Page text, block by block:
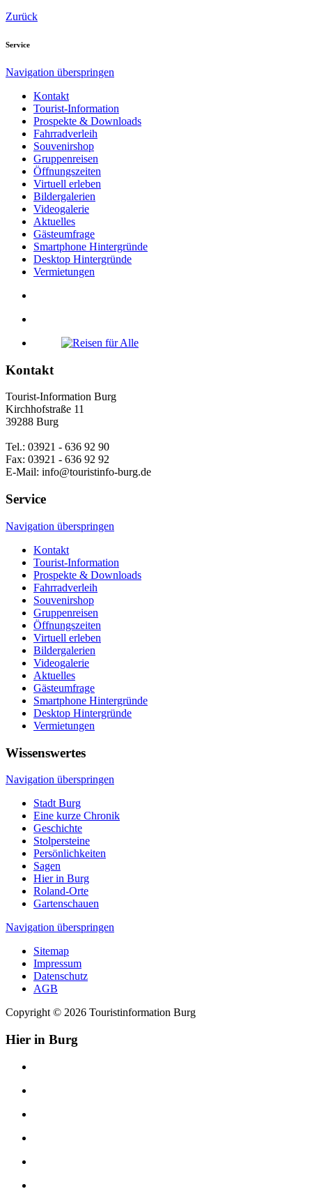
Zurück
Service
Navigation überspringen
Kontakt
Tourist-Information
Prospekte & Downloads
Fahrradverleih
Souvenirshop
Gruppenreisen
Öffnungszeiten
Virtuell erleben
Bildergalerien
Videogalerie
Aktuelles
Gästeumfrage
Smartphone Hintergründe
Desktop Hintergründe
Vermietungen
Kontakt
Tourist-Information Burg
Kirchhofstraße 11
39288 Burg
Tel.: 03921 - 636 92 90
Fax: 03921 - 636 92 92
E-Mail: info@touristinfo-burg.de
Service
Navigation überspringen
Kontakt
Tourist-Information
Prospekte & Downloads
Fahrradverleih
Souvenirshop
Gruppenreisen
Öffnungszeiten
Virtuell erleben
Bildergalerien
Videogalerie
Aktuelles
Gästeumfrage
Smartphone Hintergründe
Desktop Hintergründe
Vermietungen
Wissenswertes
Navigation überspringen
Stadt Burg
Eine kurze Chronik
Geschichte
Stolpersteine
Persönlichkeiten
Sagen
Hier in Burg
Roland-Orte
Gartenschauen
Navigation überspringen
Sitemap
Impressum
Datenschutz
AGB
Copyright © 2026 Touristinformation Burg
Hier in Burg